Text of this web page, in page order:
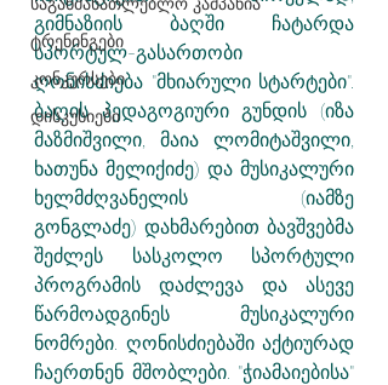
ტრენინგები
კონკურსები
დისკუსიები
გიმნაზიის ბაღში ჩატარდა
სპორტულ-გასართობი
ღონისძიება "მხიარული სტარტები".
ბაღის პედაგოგიური გუნდის (იზა
მაზმიშვილი, მაია ლომიტაშვილი,
ხათუნა მელიქიძე) და მუსიკალური
ხელმძღვანელის (იამზე
გონგლაძე) დახმარებით ბავშვებმა
შეძლეს სასკოლო სპორტული
პროგრამის დაძლევა და ასევე
წარმოადგინეს მუსიკალური
ნომრები. ღონისძიებაში აქტიურად
ჩაერთნენ მშობლები. "ჭიამაიებისა"